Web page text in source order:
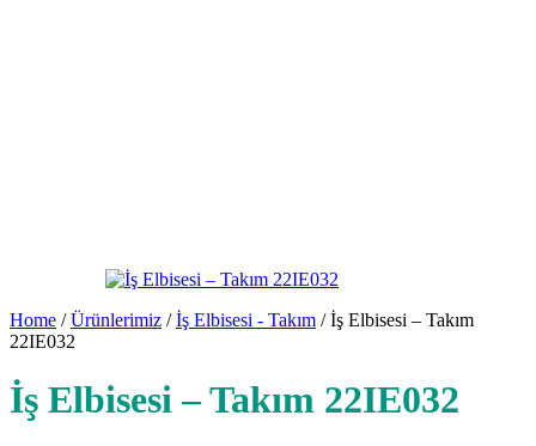
Home /Ürünlerimiz /İş Elbisesi - Takım / İş Elbisesi – Takım
22IE032
İş Elbisesi – Takım 22IE032